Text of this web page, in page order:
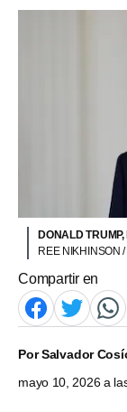
DONALD
REE NIKHINSON /
Compartir en
PorSalvador
mayo 10, 2026 a